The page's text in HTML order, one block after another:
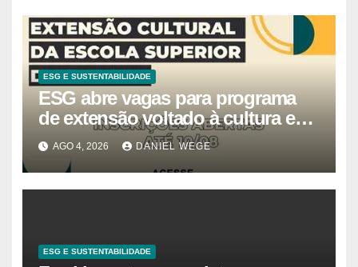
ESG E SUSTENTABILIDADE
ESG abre vagas para programa
de extensão voltado à cultura e
estudos estratégicos
AGO 4, 2026 DANIEL WEGE
ESG E SUSTENTABILIDADE